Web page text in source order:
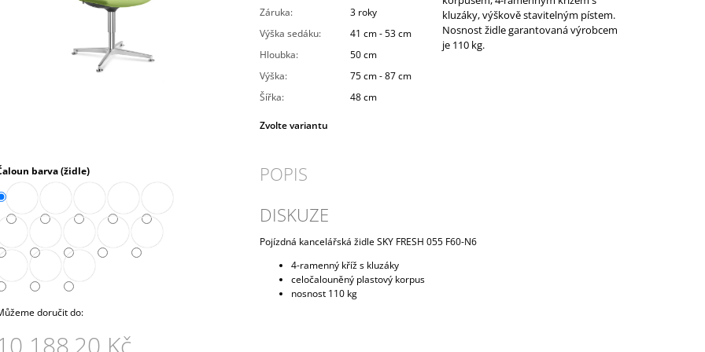
Záruka:
3 roky
Výška sedáku:
41 cm - 53 cm
Hloubka:
50 cm
Výška:
75 cm - 87 cm
Šířka: 48 cm
Zvolte variantu
kluzáky, výškově stavitelným pístem.
Nosnost židle garantovaná výrobcem
je 110 kg.
barva (židle)
doručit do:
188,20 Kč
POPIS
DISKUZE
Pojízdná kancelářská židle SKY FRESH 055 F60-N6
4-ramenný kříž s kluzáky
celočalouněný plastový korpus
nosnost 110 kg
10 272,90 Kč